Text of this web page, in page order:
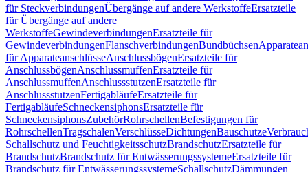
für SteckverbindungenÜbergänge auf andere WerkstoffeErsatzteile
für Übergänge auf andere
WerkstoffeGewindeverbindungenErsatzteile für
GewindeverbindungenFlanschverbindungenBundbüchsen
für ApparateanschlüsseAnschlussbögenErsatzteile für
AnschlussbögenAnschlussmuffenErsatzteile für
AnschlussmuffenAnschlussstutzenErsatzteile für
AnschlussstutzenFertigabläufeErsatzteile für
FertigabläufeSchneckensiphonsErsatzteile für
SchneckensiphonsZubehörRohrschellenBefestigungen für
RohrschellenTragschalenVerschlüsseDichtungenBauschutze
Schallschutz und FeuchtigkeitsschutzBrandschutzErsatzteile für
BrandschutzBrandschutz für EntwässerungssystemeErsatzteile für
Brandschutz für EntwässerungssystemeSchallschutzDämmungen